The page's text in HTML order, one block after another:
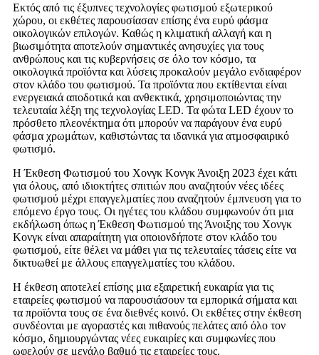
Εκτός από τις έξυπνες τεχνολογίες φωτισμού εξωτερικού
χώρου, οι εκθέτες παρουσίασαν επίσης ένα ευρύ φάσμα
οικολογικών επιλογών. Καθώς η κλιματική αλλαγή και η
βιωσιμότητα αποτελούν σημαντικές ανησυχίες για τους
ανθρώπους και τις κυβερνήσεις σε όλο τον κόσμο, τα
οικολογικά προϊόντα και λύσεις προκαλούν μεγάλο ενδιαφέρον
στον κλάδο του φωτισμού. Τα προϊόντα που εκτίθενται είναι
ενεργειακά αποδοτικά και ανθεκτικά, χρησιμοποιώντας την
τελευταία λέξη της τεχνολογίας LED. Τα φώτα LED έχουν το
πρόσθετο πλεονέκτημα ότι μπορούν να παράγουν ένα ευρύ
φάσμα χρωμάτων, καθιστώντας τα ιδανικά για ατμοσφαιρικό
φωτισμό.
Η Έκθεση Φωτισμού του Χονγκ Κονγκ Άνοιξη 2023 έχει κάτι
για όλους, από ιδιοκτήτες σπιτιών που αναζητούν νέες ιδέες
φωτισμού μέχρι επαγγελματίες που αναζητούν έμπνευση για το
επόμενο έργο τους. Οι ηγέτες του κλάδου συμφωνούν ότι μια
εκδήλωση όπως η Έκθεση Φωτισμού της Άνοιξης του Χονγκ
Κονγκ είναι απαραίτητη για οποιονδήποτε στον κλάδο του
φωτισμού, είτε θέλει να μάθει για τις τελευταίες τάσεις είτε να
δικτυωθεί με άλλους επαγγελματίες του κλάδου.
Η έκθεση αποτελεί επίσης μια εξαιρετική ευκαιρία για τις
εταιρείες φωτισμού να παρουσιάσουν τα εμπορικά σήματα και
τα προϊόντα τους σε ένα διεθνές κοινό. Οι εκθέτες στην έκθεση
συνδέονται με αγοραστές και πιθανούς πελάτες από όλο τον
κόσμο, δημιουργώντας νέες ευκαιρίες και συμφωνίες που
ωφελούν σε μεγάλο βαθμό τις εταιρείες τους.